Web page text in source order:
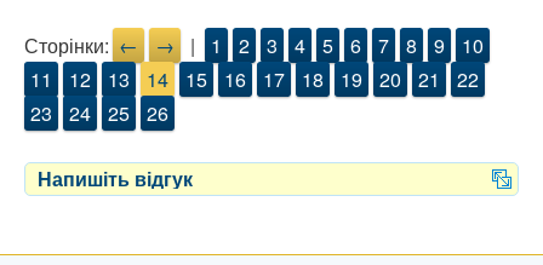
Сторінки: ← → | 1 2 3 4 5 6 7 8 9
10
11
12 13 14 15 16 17 18 19 20 21
22
23
24 25 26
Напишіть відгук